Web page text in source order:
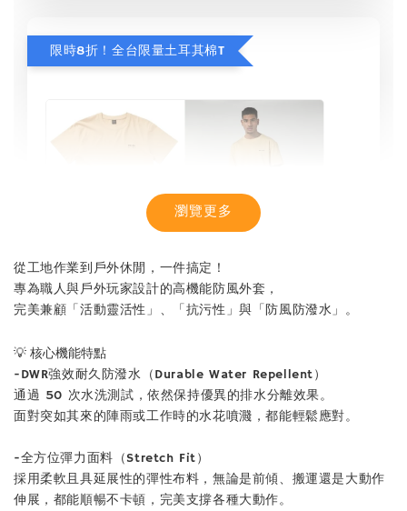
限時8折！全台限量土耳其棉T
【MYSTIC】潮流T恤 舒適涼感 土耳其棉
NT$ 899
NT$ 1,080
瀏覽更多
從工地作業到戶外休閒，一件搞定！
專為職人與戶外玩家設計的高機能防風外套，
完美兼顧「活動靈活性」、「抗污性」與「防風防潑水」。
💡 核心機能特點
-DWR強效耐久防潑水（Durable Water Repellent）
通過 50 次水洗測試，依然保持優異的排水分離效果。
面對突如其來的陣雨或工作時的水花噴濺，都能輕鬆應對。
-全方位彈力面料（Stretch Fit）
採用柔軟且具延展性的彈性布料，無論是前傾、搬運還是大動作
伸展，都能順暢不卡頓，完美支撐各種大動作。